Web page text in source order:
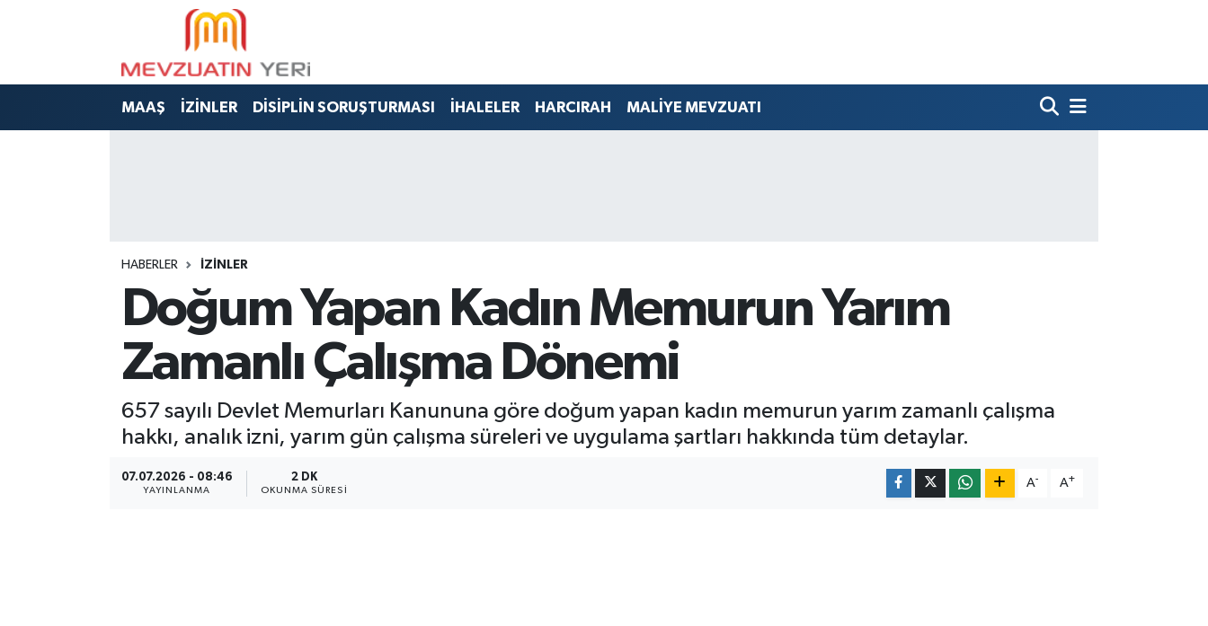
MAAŞ İZİNLER DİSİPLİN SORUŞTURMASI İHALELER HARCIRAH MALİYE MEVZUATI
HABERLER İZİNLER
Doğum Yapan Kadın Memurun Yarım
Zamanlı Çalışma Dönemi
657 sayılı Devlet Memurları Kanununa göre doğum yapan kadın memurun yarım zamanlı çalışma
hakkı, analık izni, yarım gün çalışma süreleri ve uygulama şartları hakkında tüm detaylar.
07.07.2026 - 08:46
YAYINLANMA
2 DK
OKUNMA SÜRESI
A- A+